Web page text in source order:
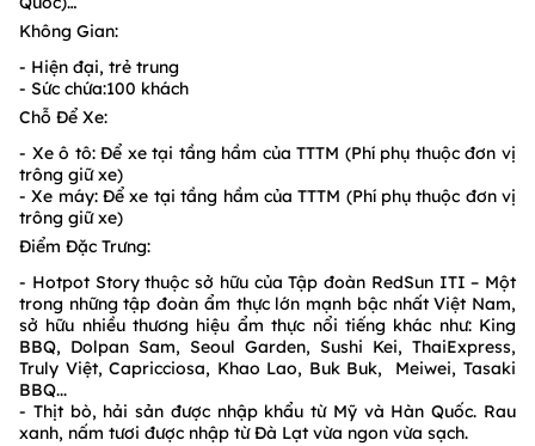
Không Gian:
- Hiện đại, trẻ trung
- Sức chứa:100 khách
Chỗ Để Xe:
- Xe ô tô: Để xe tại tầng hầm của TTTM (Phí phụ thuộc đơn vị
trông giữ xe)
- Xe máy: Để xe tại tầng hầm của TTTM (Phí phụ thuộc đơn vị
trông giữ xe)
Điểm Đặc Trưng:
- Hotpot Story thuộc sở hữu của Tập đoàn RedSun ITI – Một
trong những tập đoàn ẩm thực lớn mạnh bậc nhất Việt Nam,
sở hữu nhiều thương hiệu ẩm thực nổi tiếng khác như: King
BBQ, Dolpan Sam, Seoul Garden, Sushi Kei, ThaiExpress,
Truly Việt, Capricciosa, Khao Lao, Buk Buk, Meiwei, Tasaki
BBQ...
- Thịt bò, hải sản được nhập khẩu từ Mỹ và Hàn Quốc. Rau
xanh, nấm tươi được nhập từ Đà Lạt vừa ngon vừa sạch.